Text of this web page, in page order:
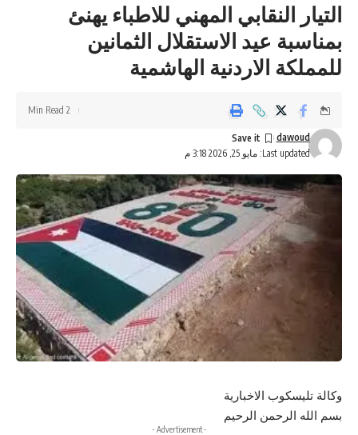
التيار النقابي المهني للاطباء يهنئ
بمناسبة عيد الاستقلال الثمانين
للمملكة الاردنية الهاشمية
Last updated: مايو 25, 2026 3:18 م
dawoud
2 Min Read
وكالة تليسكوب الاخبارية
بسم الله الرحمن الرحيم
- Advertisement -